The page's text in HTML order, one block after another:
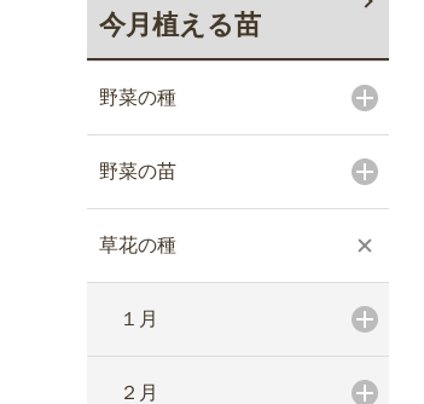
今月植える苗
野菜の種
野菜の苗
草花の種
１月
２月